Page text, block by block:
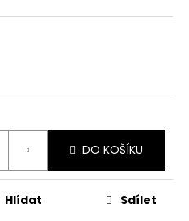
DO KOŠÍKU
Hlídat Sdílet